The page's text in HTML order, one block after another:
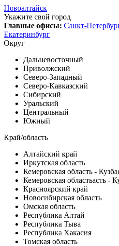
Новоалтайск
Укажите свой город
Главные офисы: Санкт-
Екатеринбург
Округ
Дальневосточный
Приволжский
Северо-Западный
Северо-Кавказский
Сибирский
Уральский
Центральный
Южный
Край/область
Алтайский край
Иркутская область
Кемеровская область -
Кемеровская областьасть -
Красноярский край
Новосибирская область
Омская область
Республика Алтай
Республика Тыва
Республика Хакасия
Томская область